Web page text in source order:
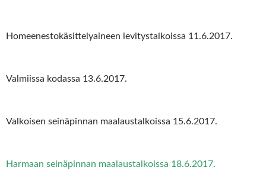
Homeenestokäsittelyaineen levitystalkoissa 11.6.2017.
Valmiissa kodassa 13.6.2017.
Valkoisen seinäpinnan maalaustalkoissa 15.6.2017.
Harmaan seinäpinnan maalaustalkoissa 18.6.2017.